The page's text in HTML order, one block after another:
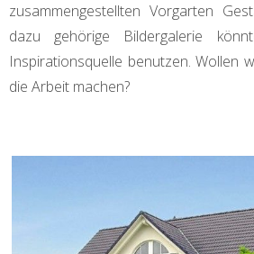
zusammengestellten Vorgarten
dazu gehörige Bildergalerie
Inspirationsquelle benutzen. Wollen
die Arbeit machen?